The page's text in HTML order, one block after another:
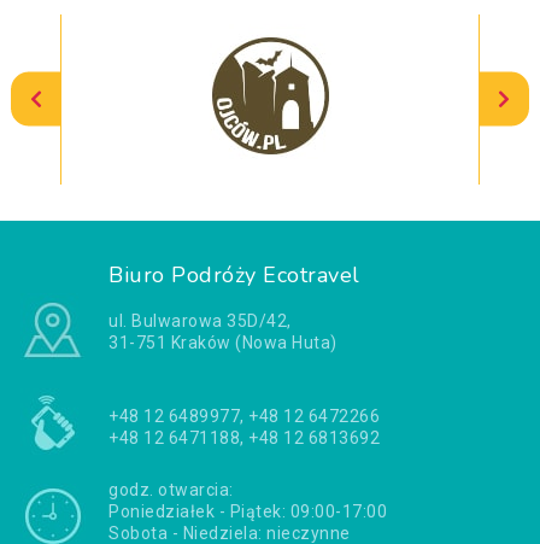
Biuro Podróży Ecotravel
ul. Bulwarowa 35D/42,
31-751 Kraków (Nowa Huta)
+48 12 6489977, +48 12 6472266
+48 12 6471188, +48 12 6813692
godz. otwarcia:
Poniedziałek - Piątek: 09:00-17:00
Sobota - Niedziela: nieczynne